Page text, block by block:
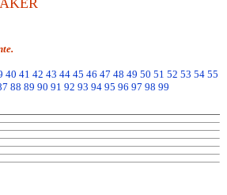
40 41 42 43 44 45 46 47 48 49 50 51 52 53 54 55
88 89 90 91 92 93 94 95 96 97 98 99